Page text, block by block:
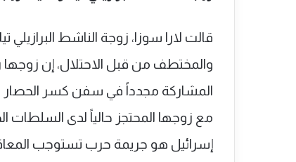
قالت لارا سوزا، زوجة الناشط
والمختطف من قبل الاحتلال، إن زوجها
المشاركة مجدداً في سفن كسر الحصار
إسرائيل هو جريمة حرب تستوجب